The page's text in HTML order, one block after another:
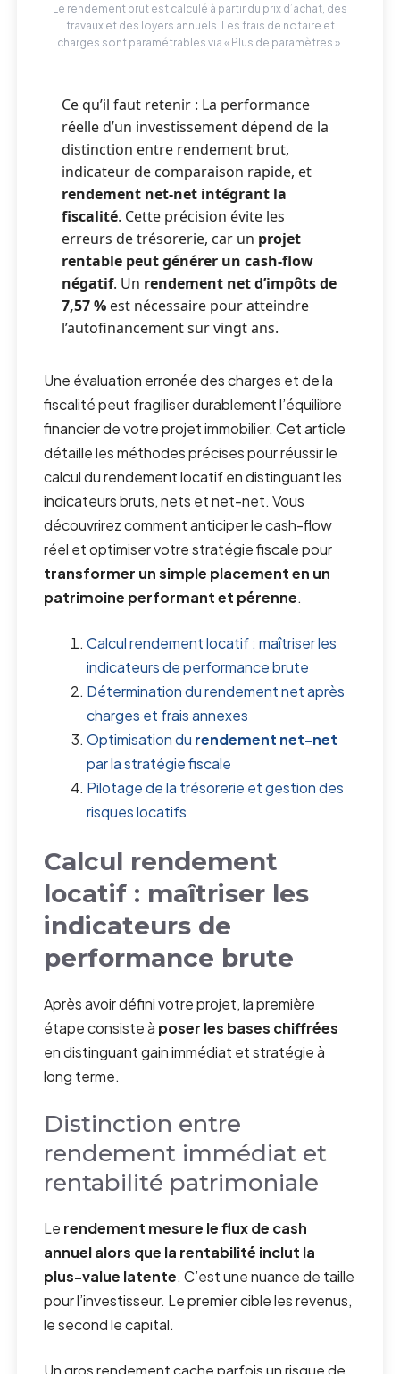
Le rendement brut est calculé à partir du prix d’achat, des
travaux et des loyers annuels. Les frais de notaire et
charges sont paramétrables via « Plus de paramètres ».
Ce qu’il faut retenir : La performance
réelle d’un investissement dépend de la
distinction entre rendement brut,
indicateur de comparaison rapide, et
rendement net-net intégrant la
fiscalité. Cette précision évite les
erreurs de trésorerie, car un projet
rentable peut générer un cash-flow
négatif. Un rendement net d’impôts de
7,57 % est nécessaire pour atteindre
l’autofinancement sur vingt ans.
Une évaluation erronée des charges et de la
fiscalité peut fragiliser durablement l’équilibre
financier de votre projet immobilier. Cet article
détaille les méthodes précises pour réussir le
calcul du rendement locatif en distinguant les
indicateurs bruts, nets et net-net. Vous
découvrirez comment anticiper le cash-flow
réel et optimiser votre stratégie fiscale pour
transformer un simple placement en un
patrimoine performant et pérenne.
Calcul rendement locatif : maîtriser les
indicateurs de performance brute
Détermination du rendement net après
charges et frais annexes
Optimisation du rendement net-net
par la stratégie fiscale
Pilotage de la trésorerie et gestion des
risques locatifs
Calcul rendement
locatif : maîtriser les
indicateurs de
performance brute
Après avoir défini votre projet, la première
étape consiste à poser les bases chiffrées
en distinguant gain immédiat et stratégie à
long terme.
Distinction entre
rendement immédiat et
rentabilité patrimoniale
Le rendement mesure le flux de cash
annuel alors que la rentabilité inclut la
plus-value latente. C’est une nuance de taille
pour l’investisseur. Le premier cible les revenus,
le second le capital.
Un gros rendement cache parfois un risque de